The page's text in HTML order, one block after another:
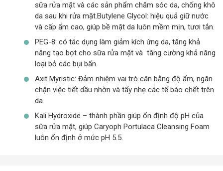
sữa rửa mặt và các sản phẩm chăm sóc da, chống khô
da sau khi rửa mặt.Butylene Glycol: hiệu quả giữ nước
và cấp ẩm cao, giúp bề mặt da luôn mềm mịn, tươi tắn.
PEG-8: có tác dụng làm giảm kích ứng da, tăng khả
năng tạo bọt cho sữa rửa mặt và tăng cường khả năng
loại bỏ các bụi bẩn.
Axit Myristic: Đảm nhiệm vai trò cân bằng độ ẩm, ngăn
chặn việc tiết dầu nhờn và tẩy nhẹ các tế bào chết trên
da.
Kali Hydroxide – thành phần giúp ổn định độ pH của
sữa rửa mặt, giúp Caryoph Portulaca Cleansing Foam
luôn ổn định ở mức pH 5.5.